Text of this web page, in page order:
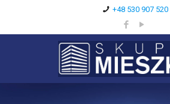
+48 530 907 520